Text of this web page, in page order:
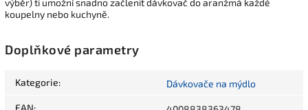
koupelny nebo kuchyně.
Doplňkové parametry
Kategorie: Dávkovače na mýdlo